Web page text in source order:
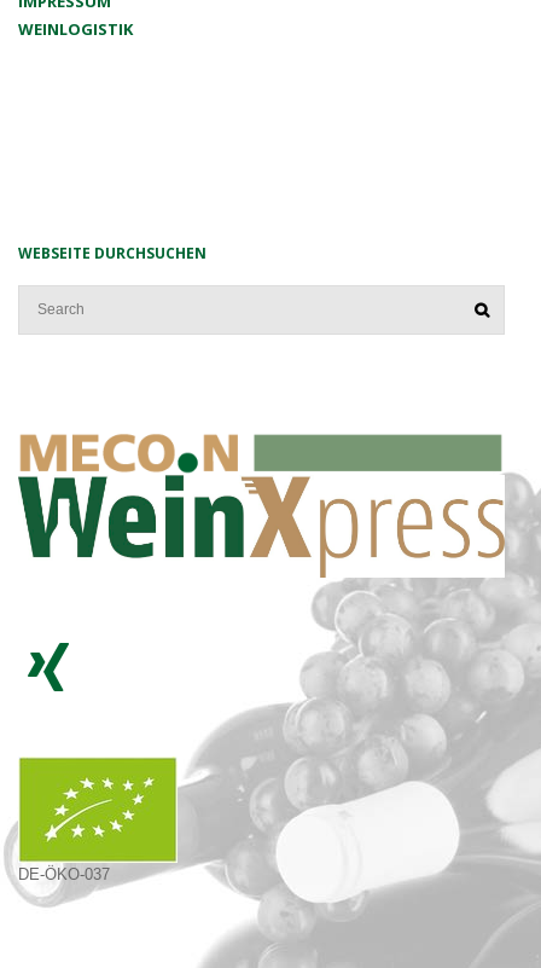
WEINLOGISTIK
WEBSEITE DURCHSUCHEN
DE-ÖKO-037